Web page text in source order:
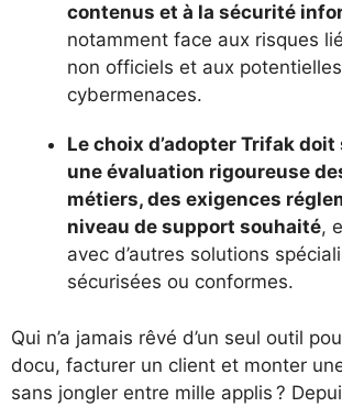
contenus et à la sécurité
notamment face aux risques
non officiels et aux potentielles
cybermenaces.
Le choix d’adopter Trifak doit
une évaluation rigoureuse
métiers, des exigences
niveau de support souhaité,
avec d’autres solutions
sécurisées ou conformes.
Qui n’a jamais rêvé d’un seul outil
docu, facturer un client et monter
sans jongler entre mille applis ?